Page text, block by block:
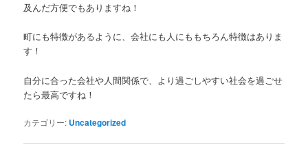
及んだ方便でもありますね！
町にも特徴があるように、会社にも人にももちろん特徴はありま
す！
自分に合った会社や人間関係で、より過ごしやすい社会を過ごせ
たら最高ですね！
カテゴリー: Uncategorized